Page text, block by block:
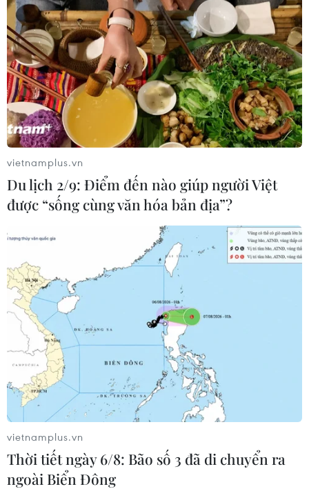
vietnamplus.vn
Du lịch 2/9: Điểm đến nào giúp người Việt
được “sống cùng văn hóa bản địa”?
vietnamplus.vn
Thời tiết ngày 6/8: Bão số 3 đã di chuyển ra
ngoài Biển Đông